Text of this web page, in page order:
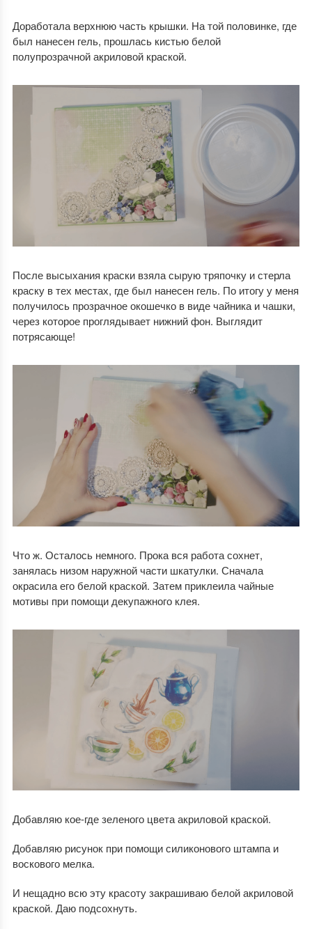
Доработала верхнюю часть крышки. На той половинке, где
был нанесен гель, прошлась кистью белой
полупрозрачной акриловой краской.
После высыхания краски взяла сырую тряпочку и стерла
краску в тех местах, где был нанесен гель. По итогу у меня
получилось прозрачное окошечко в виде чайника и чашки,
через которое проглядывает нижний фон. Выглядит
потрясающе!
Что ж. Осталось немного. Прока вся работа сохнет,
занялась низом наружной части шкатулки. Сначала
окрасила его белой краской. Затем приклеила чайные
мотивы при помощи декупажного клея.
Добавляю кое-где зеленого цвета акриловой краской.
Добавляю рисунок при помощи силиконового штампа и
воскового мелка.
И нещадно всю эту красоту закрашиваю белой акриловой
краской. Даю подсохнуть.